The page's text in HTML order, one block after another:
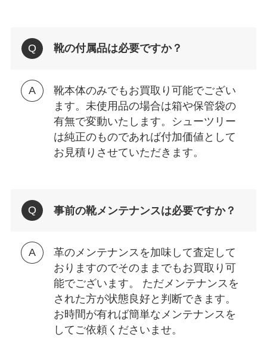
靴の付属品は必要ですか？
靴本体のみでもお買取り可能でござい
ます。未使用品の場合は箱や保管袋の
有無で変動いたします。シューツリー
は純正のものであれば付加価値として
お見積りさせていただきます。
事前の靴メンテナンスは必要ですか？
革のメンテナンスを加味して査定して
おりますのでそのままでもお買取り可
能でございます。 ただメンテナンスを
された方が状態良好と判断できます。
お時間が有れば簡単なメンテナンスを
してご依頼くださいませ。